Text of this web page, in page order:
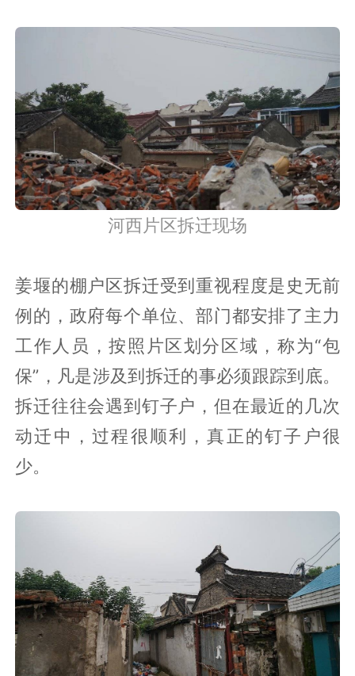
久，这个片区拆迁户数为1195户，2017年
姜堰一共拆迁了2200户，27万平米土地。
2018年上半年，姜堰计划实施18万平方、
1380户的拆迁，下半年还有820户、10万
方的拆迁任务。
河西片区拆迁现场
姜堰的棚户区拆迁受到重视程度是史无前
工作人员，按照片区划分区域，称为“包
保”，凡是涉及到拆迁的事必须跟踪到底。
拆迁往往会遇到钉子户，但在最近的几次
动迁中，过程很顺利，真正的钉子户很
少。